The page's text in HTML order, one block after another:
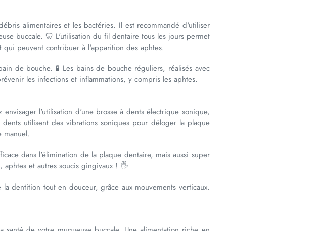
alimentaires et les bactéries. Il est recommandé d'utiliser
buccale. 🦷 L'utilisation du fil dentaire tous les jours permet
peuvent contribuer à l'apparition des aphtes.
de bouche. 🧪 Les bains de bouche réguliers, réalisés avec
les infections et inflammations, y compris les aphtes.
l'utilisation d'une brosse à dents électrique sonique,
utilisent des vibrations soniques pour déloger la plaque
manuel.
dans l'élimination de la plaque dentaire, mais aussi super
aphtes et autres soucis gingivaux ! 🖐
dentition tout en douceur, grâce aux mouvements verticaux.